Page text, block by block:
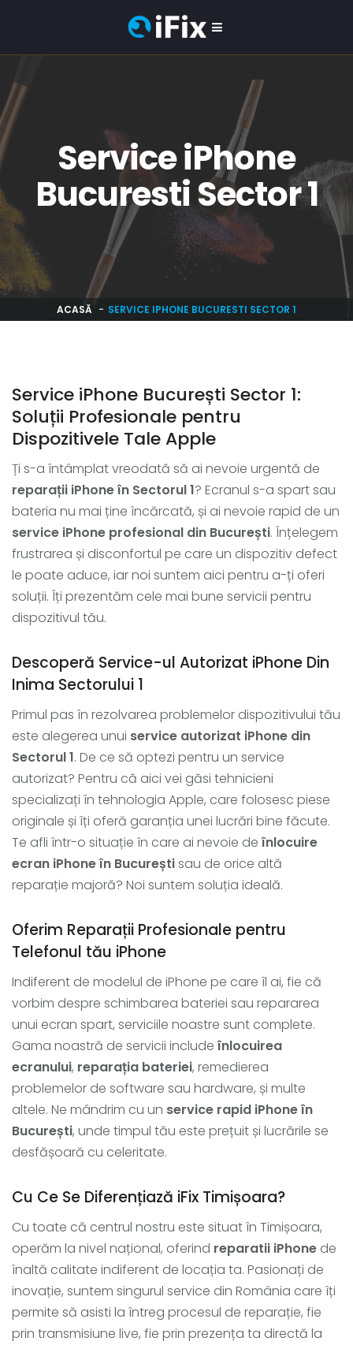
Service iPhone
Bucuresti Sector 1
ACASĂ SERVICE IPHONE BUCURESTI SECTOR 1
Service iPhone București Sector 1:
Soluții Profesionale pentru
Dispozitivele Tale Apple
Ți s-a întâmplat vreodată să ai nevoie urgentă de
reparații iPhone în Sectorul 1? Ecranul s-a spart sau
bateria nu mai ține încărcată, și ai nevoie rapid de un
service iPhone profesional din București. Înțelegem
frustrarea și disconfortul pe care un dispozitiv defect
le poate aduce, iar noi suntem aici pentru a-ți oferi
soluții. Îți prezentăm cele mai bune servicii pentru
dispozitivul tău.
Descoperă Service-ul Autorizat iPhone Din
Inima Sectorului 1
Primul pas în rezolvarea problemelor dispozitivului tău
este alegerea unui service autorizat iPhone din
Sectorul 1. De ce să optezi pentru un service
autorizat? Pentru că aici vei găsi tehnicieni
specializați în tehnologia Apple, care folosesc piese
originale și îți oferă garanția unei lucrări bine făcute.
Te afli într-o situație în care ai nevoie de înlocuire
ecran iPhone în Bucureștisau de orice altă
reparație majoră? Noi suntem soluția ideală.
Oferim Reparații Profesionale pentru
Telefonul tău iPhone
Indiferent de modelul de iPhone pe care îl ai, fie că
vorbim despre schimbarea bateriei sau repararea
unui ecran spart, serviciile noastre sunt complete.
Gama noastră de servicii include înlocuirea
ecranului, reparația bateriei, remedierea
problemelor de software sau hardware, și multe
altele. Ne mândrim cu un service rapid iPhone în
București, unde timpul tău este prețuit și lucrările se
desfășoară cu celeritate.
Cu Ce Se Diferențiază iFix Timișoara?
Cu toate că centrul nostru este situat în Timișoara,
operăm la nivel național, oferind reparatii iPhone de
înaltă calitate indiferent de locația ta. Pasionați de
inovație, suntem singurul service din România care îți
permite să asisti la întreg procesul de reparație, fie
prin transmisiune live, fie prin prezența ta directă la